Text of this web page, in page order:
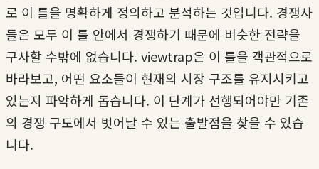
로 이 틀을 명확하게 정의하고 분석하는 것입니다. 경쟁사
들은 모두 이 틀 안에서 경쟁하기 때문에 비슷한 전략을
구사할 수밖에 없습니다. viewtrap은 이 틀을 객관적으로
바라보고, 어떤 요소들이 현재의 시장 구조를 유지시키고
있는지 파악하게 돕습니다. 이 단계가 선행되어야만 기존
의 경쟁 구도에서 벗어날 수 있는 출발점을 찾을 수 있습
니다.